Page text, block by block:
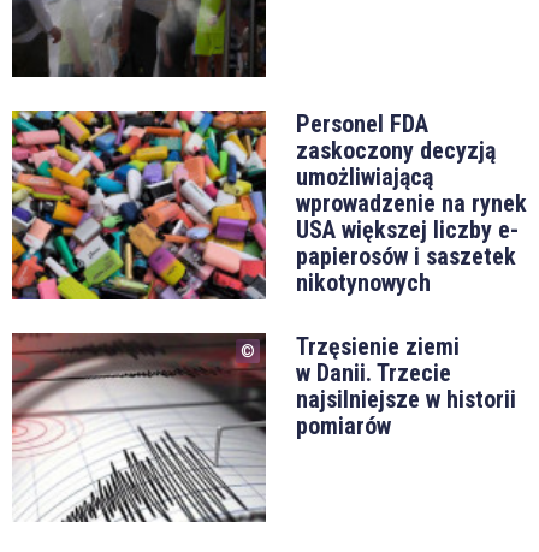
Personel FDA
zaskoczony decyzją
umożliwiającą
wprowadzenie na rynek
USA większej liczby e-
papierosów i saszetek
nikotynowych
Trzęsienie ziemi
w Danii. Trzecie
najsilniejsze w historii
pomiarów